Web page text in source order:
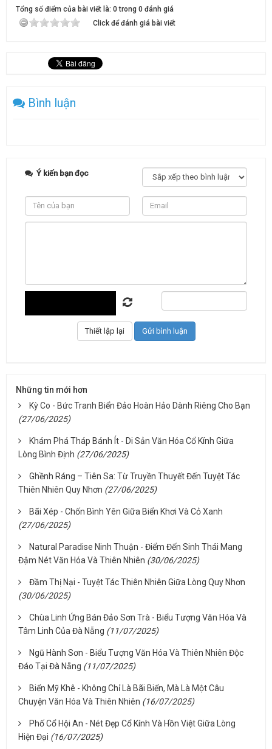
Tổng số điểm của bài viết là: 0 trong 0 đánh giá
Click để đánh giá bài viết
Bình luận
Ý kiến bạn đọc
Những tin mới hơn
Kỳ Co - Bức Tranh Biển Đảo Hoàn Hảo Dành Riêng Cho Bạn
(27/06/2025)
Khám Phá Tháp Bánh Ít - Di Sản Văn Hóa Cổ Kính Giữa
Lòng Bình Định (27/06/2025)
Ghềnh Ráng – Tiên Sa: Từ Truyền Thuyết Đến Tuyệt Tác
Thiên Nhiên Quy Nhơn (27/06/2025)
Bãi Xép - Chốn Bình Yên Giữa Biển Khơi Và Cỏ Xanh
(27/06/2025)
Natural Paradise Ninh Thuận - Điểm Đến Sinh Thái Mang
Đậm Nét Văn Hóa Và Thiên Nhiên (30/06/2025)
Đầm Thị Nại - Tuyệt Tác Thiên Nhiên Giữa Lòng Quy Nhơn
(30/06/2025)
Chùa Linh Ứng Bán Đảo Sơn Trà - Biểu Tượng Văn Hóa Và
Tâm Linh Của Đà Nẵng (11/07/2025)
Ngũ Hành Sơn - Biểu Tượng Văn Hóa Và Thiên Nhiên Độc
Đáo Tại Đà Nẵng (11/07/2025)
Biển Mỹ Khê - Không Chỉ Là Bãi Biển, Mà Là Một Câu
Chuyện Văn Hóa Và Thiên Nhiên (16/07/2025)
Phố Cổ Hội An - Nét Đẹp Cổ Kính Và Hồn Việt Giữa Lòng
Hiện Đại (16/07/2025)